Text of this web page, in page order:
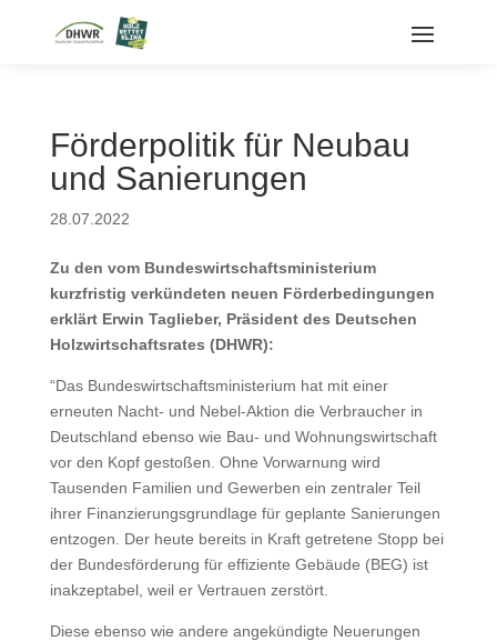
Förderpolitik für Neubau
und Sanierungen
28.07.2022
Zu den vom Bundeswirtschaftsministerium
kurzfristig verkündeten neuen Förderbedingungen
erklärt Erwin Taglieber, Präsident des Deutschen
Holzwirtschaftsrates (DHWR):
“Das Bundeswirtschaftsministerium hat mit einer
erneuten Nacht- und Nebel-Aktion die Verbraucher in
Deutschland ebenso wie Bau- und Wohnungswirtschaft
vor den Kopf gestoßen. Ohne Vorwarnung wird
Tausenden Familien und Gewerben ein zentraler Teil
ihrer Finanzierungsgrundlage für geplante Sanierungen
entzogen. Der heute bereits in Kraft getretene Stopp bei
der Bundesförderung für effiziente Gebäude (BEG) ist
inakzeptabel, weil er Vertrauen zerstört.
Diese ebenso wie andere angekündigte Neuerungen